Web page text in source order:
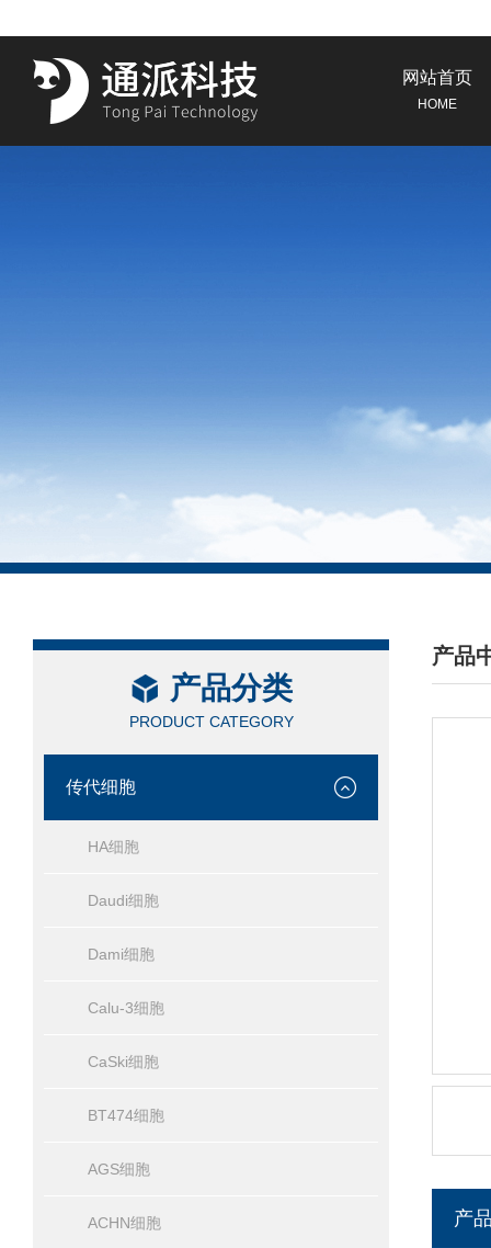
网站首页
HOME
产品分类
PRODUCT CATEGORY
传代细胞
HA细胞
Daudi细胞
Dami细胞
Calu-3细胞
CaSki细胞
BT474细胞
AGS细胞
ACHN细胞
产品
/
产